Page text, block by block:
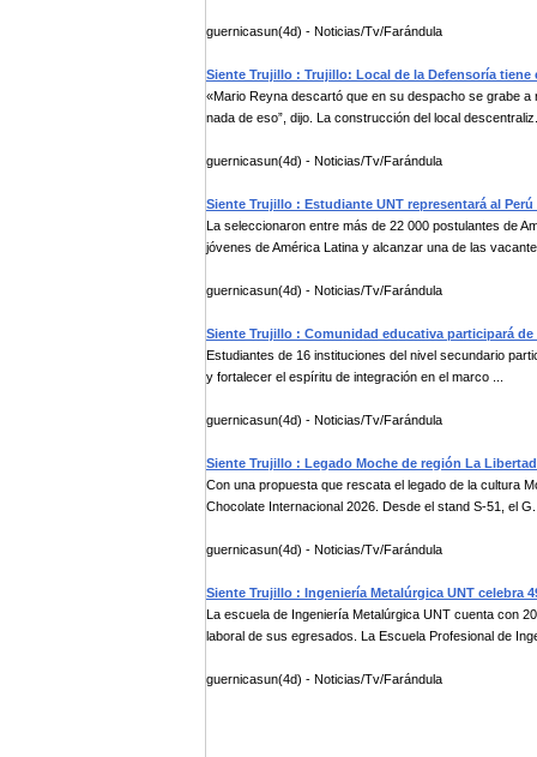
guernicasun(4d) - Noticias/Tv/Farándula
Siente Trujillo : Trujillo: Local de la Defensoría tiene
«Mario Reyna descartó que en su despacho se grabe
nada de eso”, dijo. La construcción del local
guernicasun(4d) - Noticias/Tv/Farándula
Siente Trujillo : Estudiante UNT representará al
La seleccionaron entre más de 22 000 postulantes de
jóvenes de América Latina y alcanzar una de las
guernicasun(4d) - Noticias/Tv/Farándula
Siente Trujillo : Comunidad educativa participará
Estudiantes de 16 instituciones del nivel secundario
y fortalecer el espíritu de integración en el marco ...
guernicasun(4d) - Noticias/Tv/Farándula
Siente Trujillo : Legado Moche de región La
Con una propuesta que rescata el legado de la cultura
Chocolate Internacional 2026. Desde el stand S-51, el
guernicasun(4d) - Noticias/Tv/Farándula
Siente Trujillo : Ingeniería Metalúrgica UNT celebra
La escuela de Ingeniería Metalúrgica UNT cuenta con
laboral de sus egresados. La Escuela Profesional de
guernicasun(4d) - Noticias/Tv/Farándula